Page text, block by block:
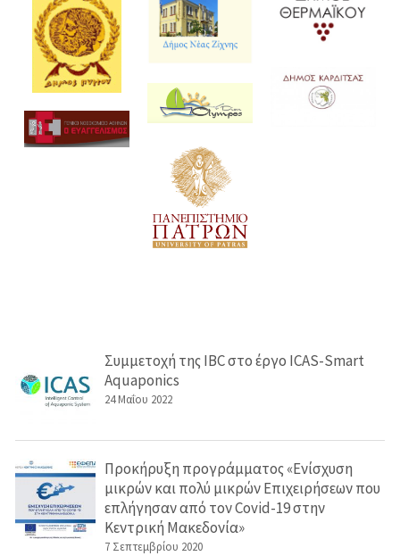
Σύστημα Οδικής Ασφάλειας (Road Traffic Safety)-
ISO 39001
Συμμετοχή της IBC στο έργο ICAS-Smart
Aquaponics
24 Μαΐου 2022
Προκήρυξη προγράμματος «Ενίσχυση
μικρών και πολύ μικρών Επιχειρήσεων που
επλήγησαν από τον Covid-19 στην
Κεντρική Μακεδονία»
7 Σεπτεμβρίου 2020